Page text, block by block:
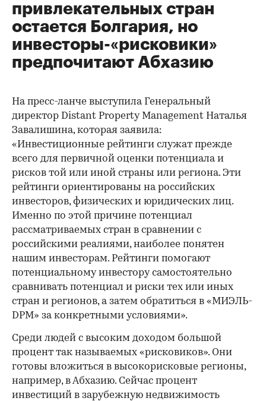
привлекательных стран
остается Болгария, но
инвесторы-«рисковики»
предпочитают Абхазию
На пресс-ланче выступила Генеральный
директор Distant Property Management Наталья
Завалишина, которая заявила:
«Инвестиционные рейтинги служат прежде
всего для первичной оценки потенциала и
рисков той или иной страны или региона. Эти
рейтинги ориентированы на российских
инвесторов, физических и юридических лиц.
Именно по этой причине потенциал
рассматриваемых стран в сравнении с
российскими реалиями, наиболее понятен
нашим инвесторам. Рейтинги помогают
потенциальному инвестору самостоятельно
сравнивать потенциал и риски тех или иных
стран и регионов, а затем обратиться в «МИЭЛЬ-
DPM» за конкретными условиями».
Среди людей с высоким доходом большой
процент так называемых «рисковиков». Они
готовы вложиться в высокорисковые регионы,
например, в Абхазию. Сейчас процент
инвестиций в зарубежную недвижимость